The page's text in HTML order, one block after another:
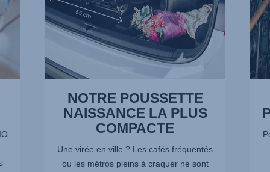
16
NOTRE POUSSETTE
NAISSANCE LA PLUS
COMPACTE
Une virée en ville ? Les cafés fréquentés
ou les métros pleins à craquer ne sont
sur
16